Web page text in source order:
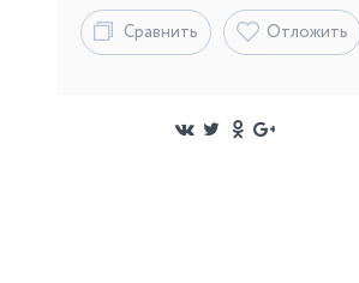
Сравнить Отложить